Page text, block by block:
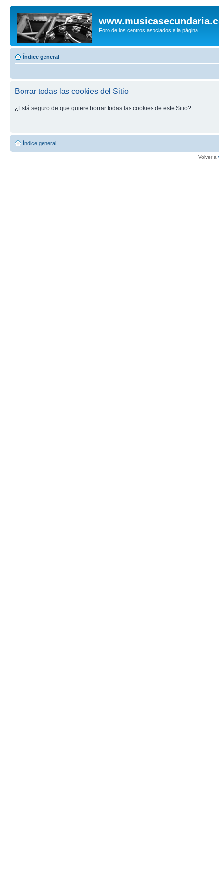
Foro de los centros asociados a la página.
Índice general
Borrar todas las cookies del Sitio
¿Está seguro de que quiere borrar todas las cookies de este Sitio?
Índice general
Volver a